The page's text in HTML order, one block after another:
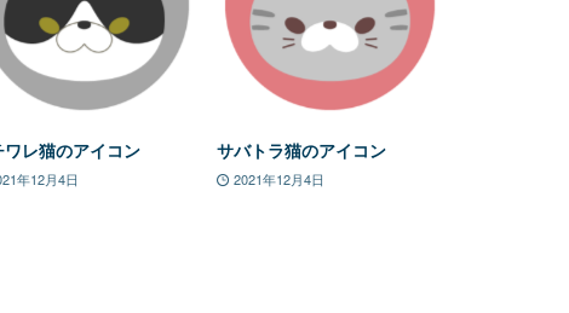
ワレ猫のアイコン
年12月4日
サバトラ猫のアイコン
2021年12月4日